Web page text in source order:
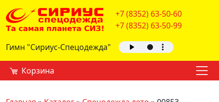
+7 (8352) 63-50-60
+7 (8352) 63-50-99
Гимн "Сириус-Спецодежда"
Корзина